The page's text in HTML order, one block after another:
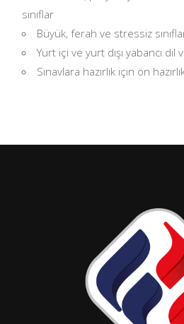
sınıflar
Büyük, ferah ve stressiz
Yurt içi ve yurt dışı yabancı dil
Sınavlara hazırlık için ön